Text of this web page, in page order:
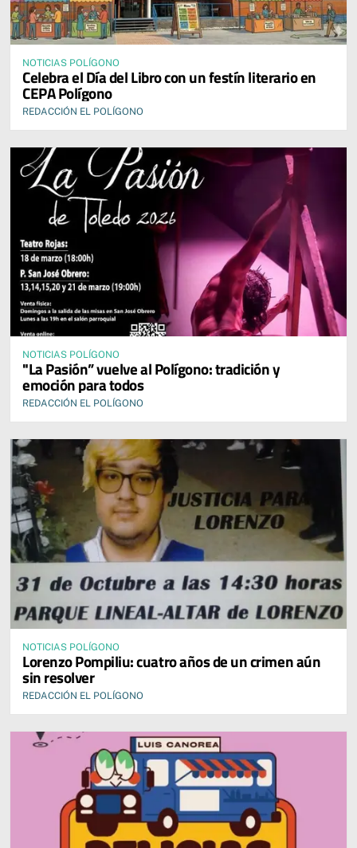
NOTICIAS POLÍGONO
Celebra el Día del Libro con un festín literario en
CEPA Polígono
REDACCIÓN EL POLÍGONO
NOTICIAS POLÍGONO
"La Pasión” vuelve al Polígono: tradición y
emoción para todos
REDACCIÓN EL POLÍGONO
NOTICIAS POLÍGONO
Lorenzo Pompiliu: cuatro años de un crimen aún
sin resolver
REDACCIÓN EL POLÍGONO